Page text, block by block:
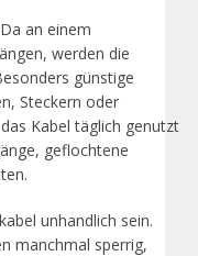
an einem
werden die
günstige
Steckern oder
Kabel täglich genutzt
geflochtene
unhandlich sein.
manchmal sperrig,